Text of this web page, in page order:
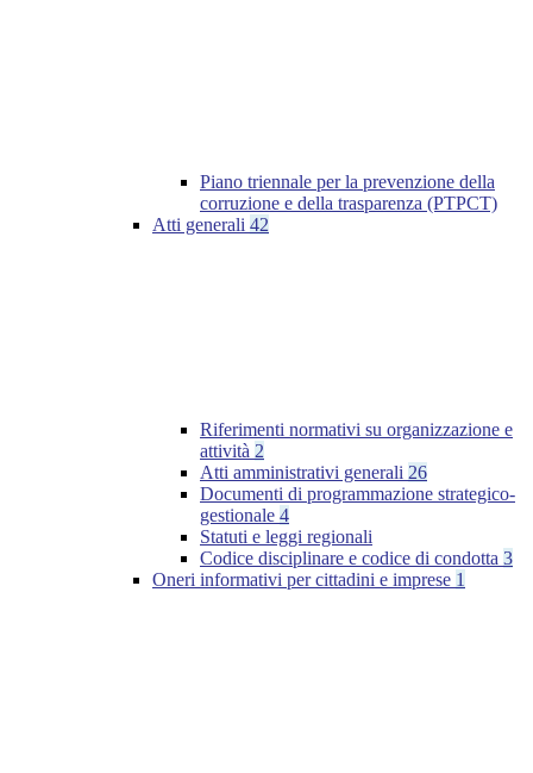
Piano triennale per la prevenzione della
corruzione e della trasparenza (PTPCT)
Atti generali 42
Riferimenti normativi su organizzazione e
attività 2
Atti amministrativi generali 26
Documenti di programmazione strategico-
gestionale 4
Statuti e leggi regionali
Codice disciplinare e codice di condotta 3
Oneri informativi per cittadini e imprese 1